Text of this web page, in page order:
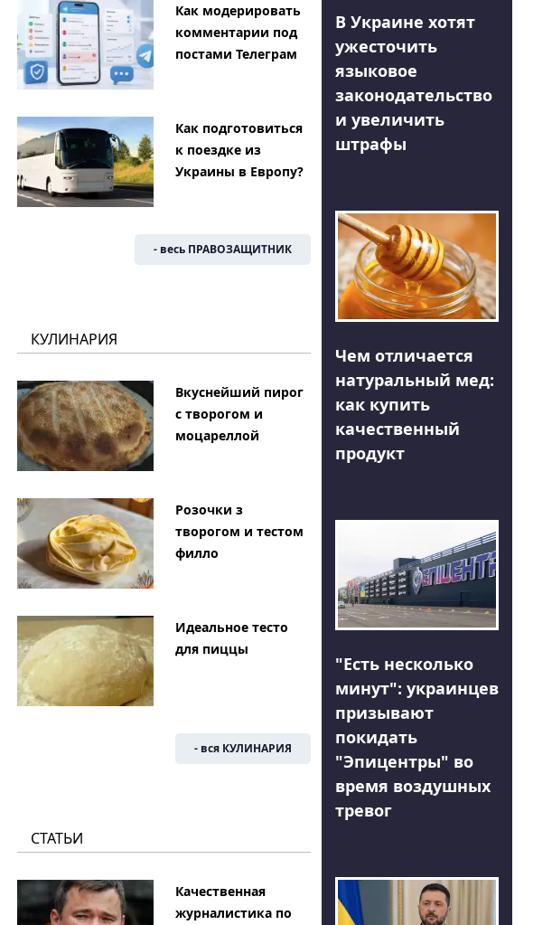
Как модерировать
комментарии под
постами Телеграм
Как подготовиться
к поездке из
Украины в Европу?
- весь ПРАВОЗАЩИТНИК
КУЛИНАРИЯ
Вкуснейший пирог
с творогом и
моцареллой
Розочки з
творогом и тестом
филло
Идеальное тесто
для пиццы
- вся КУЛИНАРИЯ
СТАТЬИ
Качественная
журналистика по
В Украине хотят
ужесточить
языковое
законодательство
и увеличить
штрафы
Чем отличается
натуральный мед:
как купить
качественный
продукт
"Есть несколько
минут": украинцев
призывают
покидать
"Эпицентры" во
время воздушных
тревог